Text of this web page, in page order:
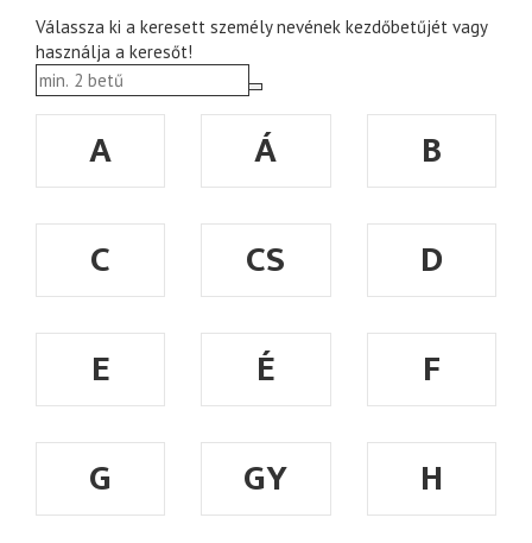
Válassza ki a keresett személy nevének kezdőbetűjét vagy
használja a keresőt!
A Á
B
C
CS
D
E
É
F
G
GY H